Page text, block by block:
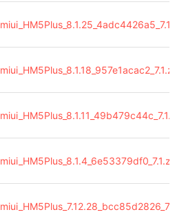
miui_HM5Plus_8.1.25_4adc4426a5_7.1.zip
miui_HM5Plus_8.1.18_957e1acac2_7.1.zip
miui_HM5Plus_8.1.11_49b479c44c_7.1.zip
miui_HM5Plus_8.1.4_6e53379df0_7.1.zip